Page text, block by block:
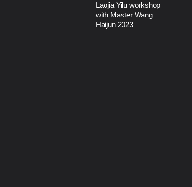
Laojia Yilu workshop
with Master Wang
Haijun 2023